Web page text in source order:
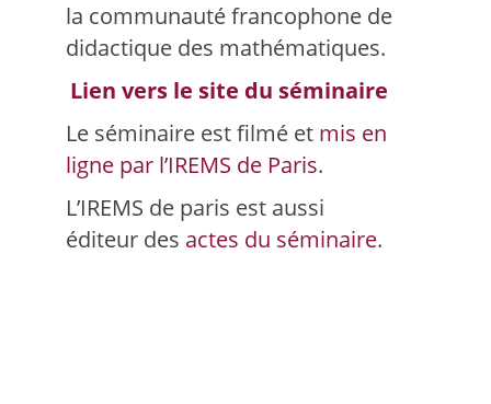
la communauté francophone de
didactique des mathématiques.
Lien vers le site du séminaire
Le séminaire est filmé et mis en
ligne par l’IREMS de Paris.
L’IREMS de paris est aussi
éditeur des actes du séminaire.